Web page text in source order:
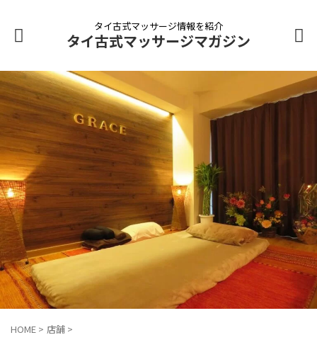
タイ古式マッサージ情報を紹介
タイ古式マッサージマガジン
HOME > 店舗 >